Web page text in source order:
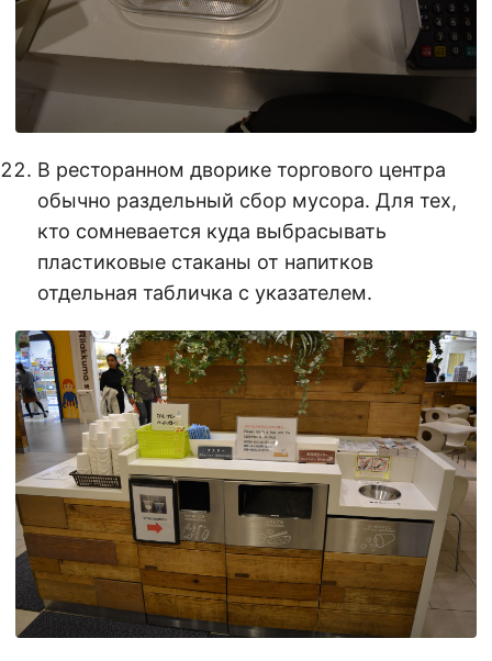
В ресторанном дворике торгового центра
обычно раздельный сбор мусора. Для тех,
кто сомневается куда выбрасывать
пластиковые стаканы от напитков
отдельная табличка с указателем.